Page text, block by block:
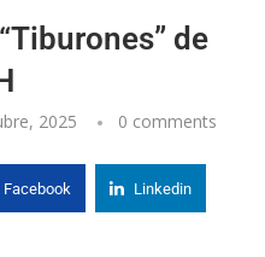
de
2025 0 comments
Facebook Linkedin